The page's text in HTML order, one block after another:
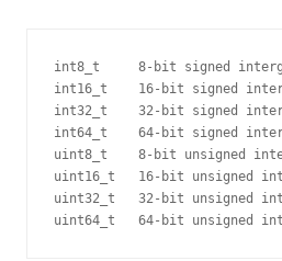
int8_t     8-bit signed
int16_t    16-bit signed
int32_t    32-bit signed
int64_t    64-bit signed
uint8_t    8-bit unsigned
uint16_t   16-bit unsigned
uint32_t   32-bit unsigned